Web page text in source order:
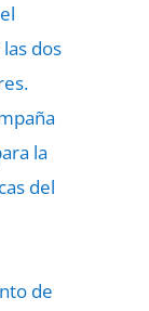
dos
la
del
de